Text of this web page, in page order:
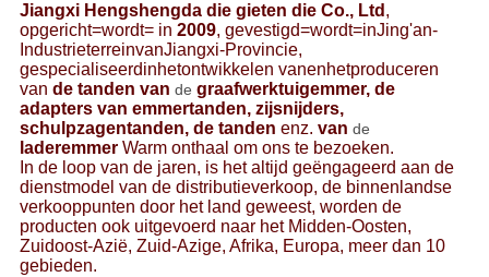
Jiangxi Hengshengda die gieten die Co., Ltd ,
opgericht=wordt= in 2009, gevestigd=wordt=inJing'an-
IndustrieterreinvanJiangxi-Provincie,
gespecialiseerdinhetontwikkelen vanenhetproduceren
van de tanden van de graafwerktuigemmer, de
adapters van emmertanden, zijsnijders,
schulpzagentanden, de tanden enz. van de
laderemmer Warm onthaal om ons te bezoeken.
In de loop van de jaren, is het altijd geëngageerd aan de
dienstmodel van de distributieverkoop, de binnenlandse
verkooppunten door het land geweest, worden de
producten ook uitgevoerd naar het Midden-Oosten,
Zuidoost-Azië, Zuid-Azige, Afrika, Europa, meer dan 10
gebieden.